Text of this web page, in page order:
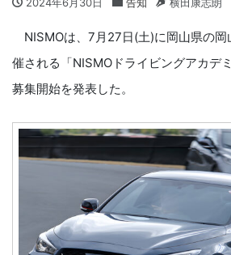
NISMOは、7月27日(土)に岡山県の岡
催される「NISMOドライビングアカデ
募集開始を発表した。